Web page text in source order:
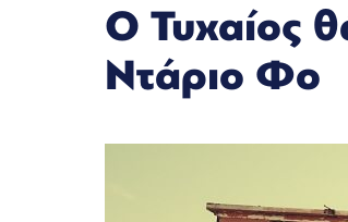
Ο Τυχαίος
Ντάριο Φο